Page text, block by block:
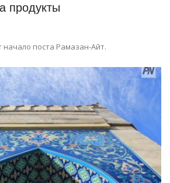
продукты
поста Рамазан-Айт.